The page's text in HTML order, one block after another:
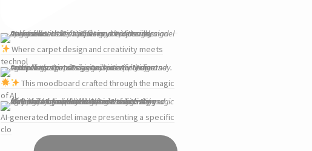
Where carpet design and creativity meets
technol
This moodboard crafted through the magic
of AI
AI-generated model image presenting a specific
clo